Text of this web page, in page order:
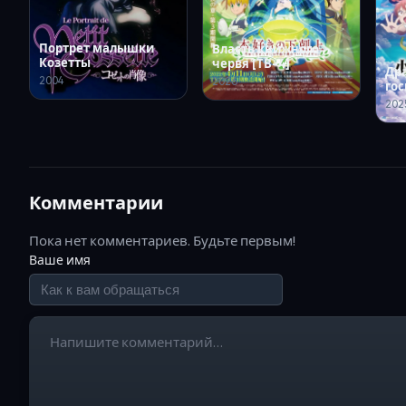
Портрет малышки
Козетты
2004
Власть книжного
червя [ТВ-4]
2026
Комментарии
Пока нет комментариев. Будьте первым!
Ваше имя